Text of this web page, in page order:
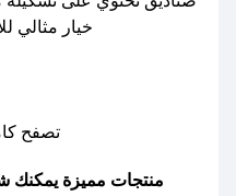
خيار مثالي
تصفح
منتجات مميزة يمكنك